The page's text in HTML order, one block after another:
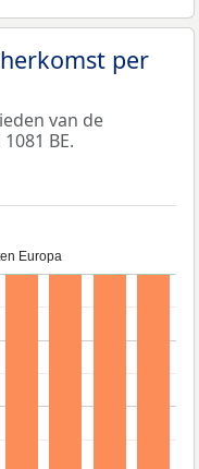
per
van de
BE.
Europa